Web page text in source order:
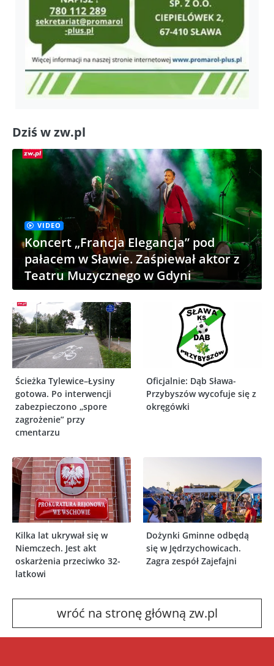
Dziś w zw.pl
VIDEO
Koncert „Francja Elegancja” pod
pałacem w Sławie. Zaśpiewał aktor z
Teatru Muzycznego w Gdyni
Ścieżka Tylewice–Łysiny
gotowa. Po interwencji
zabezpieczono „spore
zagrożenie” przy
cmentarzu
Oficjalnie: Dąb Sława-
Przybyszów wycofuje się z
okręgówki
Kilka lat ukrywał się w
Niemczech. Jest akt
oskarżenia przeciwko 32-
latkowi
Dożynki Gminne odbędą
się w Jędrzychowicach.
Zagra zespół Zajefajni
wróć na stronę główną zw.pl